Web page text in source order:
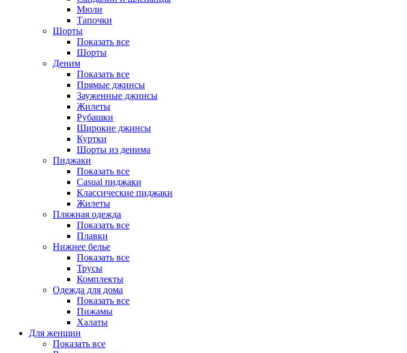
Мюли
Тапочки
Шорты
Показать все
Шорты
Деним
Показать все
Прямые джинсы
Зауженные джинсы
Жилеты
Рубашки
Широкие джинсы
Куртки
Шорты из денима
Пиджаки
Показать все
Casual пиджаки
Классические пиджаки
Жилеты
Пляжная одежда
Показать все
Плавки
Нижнее белье
Показать все
Трусы
Комплекты
Одежда для дома
Показать все
Пижамы
Халаты
Для женщин
Показать все